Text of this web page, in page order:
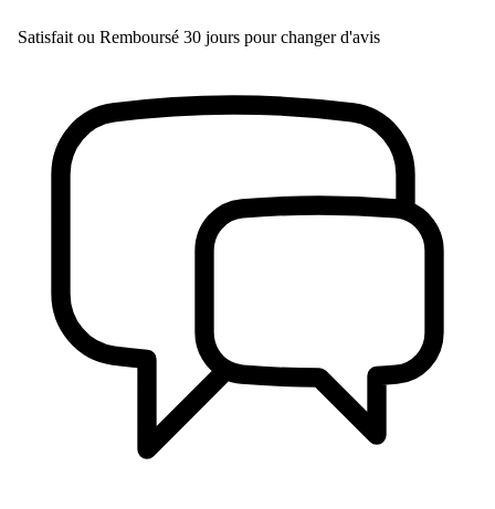
Satisfait ou Remboursé 30 jours pour changer d'avis